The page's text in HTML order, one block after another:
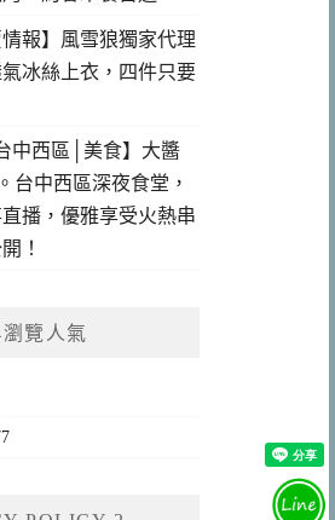
情報】風雪狼獨家代理
冰絲上衣，四件只要
中西區│美食】大醬
台中西區深夜食堂，
播，優雅享受火熱串
！
覽人氣